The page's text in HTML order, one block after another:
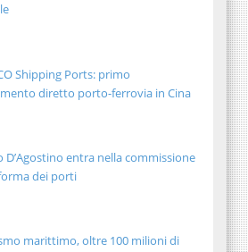
Shipping Ports: primo
diretto porto-ferrovia in Cina
D’Agostino entra nella commissione
dei porti
marittimo, oltre 100 milioni di